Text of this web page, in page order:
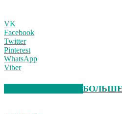
VK
Facebook
Twitter
Pinterest
WhatsApp
Viber